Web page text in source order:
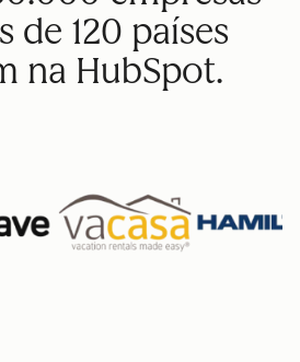
de 120 países
na HubSpot.